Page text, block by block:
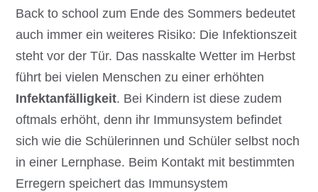
Back to school zum Ende des Sommers bedeutet
auch immer ein weiteres Risiko: Die Infektionszeit
steht vor der Tür. Das nasskalte Wetter im Herbst
führt bei vielen Menschen zu einer erhöhten
Infektanfälligkeit. Bei Kindern ist diese zudem
oftmals erhöht, denn ihr Immunsystem befindet
sich wie die Schülerinnen und Schüler selbst noch
in einer Lernphase. Beim Kontakt mit bestimmten
Erregern speichert das Immunsystem